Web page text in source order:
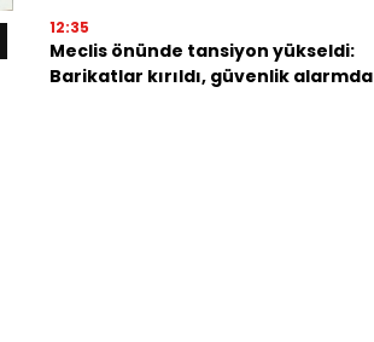
12:35
Meclis önünde tansiyon yükseldi:
Barikatlar kırıldı, güvenlik alarmda